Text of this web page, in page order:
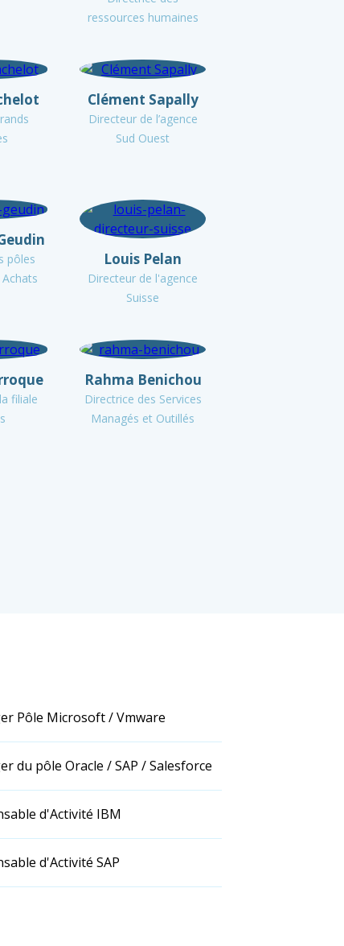
ressources humaines
Clément Sapally
Directeur de l’agence
Sud Ouest
pôles
Louis Pelan
Directeur de l'agence
Suisse
filiale
Rahma Benichou
Directrice des Services
Managés et Outillés
Pôle Microsoft / Vmware
du pôle Oracle / SAP / Salesforce
d'Activité IBM
d'Activité SAP